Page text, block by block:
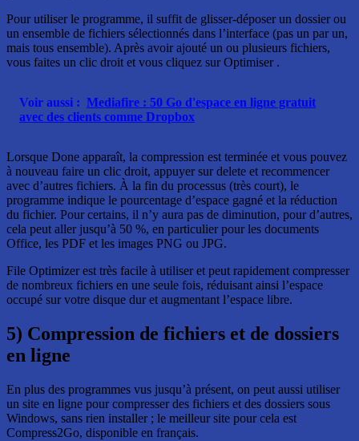
Pour utiliser le programme, il suffit de glisser-déposer un dossier ou
un ensemble de fichiers sélectionnés dans l’interface (pas un par un,
mais tous ensemble). Après avoir ajouté un ou plusieurs fichiers,
vous faites un clic droit et vous cliquez sur Optimiser .
Voir aussi : Mediafire : 50 Go d'espace en ligne gratuit
avec des clients comme Dropbox
Lorsque Done apparaît, la compression est terminée et vous pouvez
à nouveau faire un clic droit, appuyer sur delete et recommencer
avec d’autres fichiers. À la fin du processus (très court), le
programme indique le pourcentage d’espace gagné et la réduction
du fichier. Pour certains, il n’y aura pas de diminution, pour d’autres,
cela peut aller jusqu’à 50 %, en particulier pour les documents
Office, les PDF et les images PNG ou JPG.
File Optimizer est très facile à utiliser et peut rapidement compresser
de nombreux fichiers en une seule fois, réduisant ainsi l’espace
occupé sur votre disque dur et augmentant l’espace libre.
5) Compression de fichiers et de dossiers
en ligne
En plus des programmes vus jusqu’à présent, on peut aussi utiliser
un site en ligne pour compresser des fichiers et des dossiers sous
Windows, sans rien installer ; le meilleur site pour cela est
Compress2Go, disponible en français.